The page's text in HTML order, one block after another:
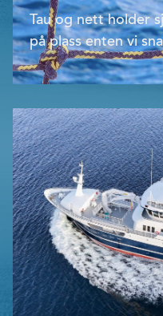
Tau og nett holder
på plass enten vi